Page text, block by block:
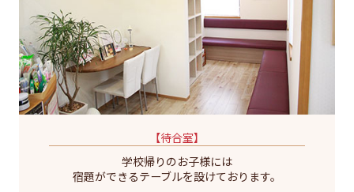
【待合室】
学校帰りのお子様には
宿題ができるテーブルを設けております。